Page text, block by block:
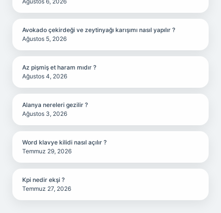
Avokado çekirdeği ve zeytinyağı karışımı nasıl yapılır ?
Ağustos 5, 2026
Az pişmiş et haram mıdır ?
Ağustos 4, 2026
Alanya nereleri gezilir ?
Ağustos 3, 2026
Word klavye kilidi nasıl açılır ?
Temmuz 29, 2026
Kpi nedir ekşi ?
Temmuz 27, 2026